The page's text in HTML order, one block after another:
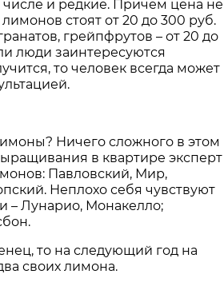
и редкие. Причем цена не
стоят от 20 до 300 руб.
грейпфрутов – от 20 до
люди заинтересуются
то человек всегда может
Ничего сложного в этом
в квартире эксперт
Павловский, Мир,
Неплохо себя чувствуют
– Лунарио, Монакелло;
то на следующий год на
своих лимона.